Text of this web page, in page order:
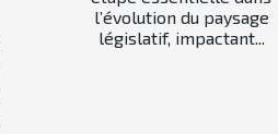
l’évolution du paysage
législatif, impactant...